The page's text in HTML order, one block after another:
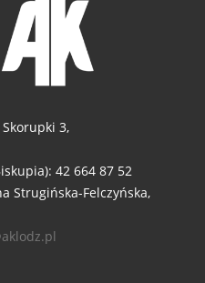
3,
42 664 87 52
Strugińska-Felczyńska,